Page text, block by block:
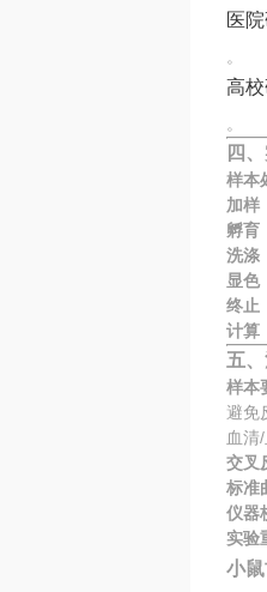
医
。
高
。
四
样本
加样
孵育
洗涤
显色
终止
计算
五
样本
避免
血清
交叉
标准
仪器
实验
小